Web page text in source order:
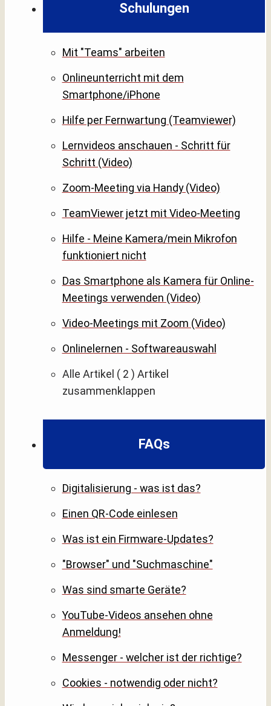
Schulungen
Mit "Teams" arbeiten
Onlineunterricht mit dem
Smartphone/iPhone
Hilfe per Fernwartung (Teamviewer)
Lernvideos anschauen - Schritt für
Schritt (Video)
Zoom-Meeting via Handy (Video)
TeamViewer jetzt mit Video-Meeting
Hilfe - Meine Kamera/mein Mikrofon
funktioniert nicht
Das Smartphone als Kamera für Online-
Meetings verwenden (Video)
Video-Meetings mit Zoom (Video)
Onlinelernen - Softwareauswahl
Alle Artikel ( 2 ) Artikel
zusammenklappen
FAQs
Digitalisierung - was ist das?
Einen QR-Code einlesen
Was ist ein Firmware-Updates?
"Browser" und "Suchmaschine"
Was sind smarte Geräte?
YouTube-Videos ansehen ohne
Anmeldung!
Messenger - welcher ist der richtige?
Cookies - notwendig oder nicht?